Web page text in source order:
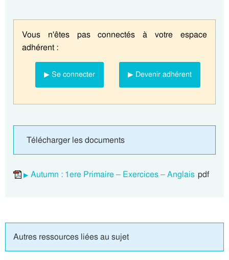
Vous n'êtes pas connectés à votre espace
adhérent :
▶ Se connecter ▶ Devenir adhérent
Télécharger les documents
Autumn : 1ere Primaire – Exercices – Anglais pdf
Autres ressources liées au sujet